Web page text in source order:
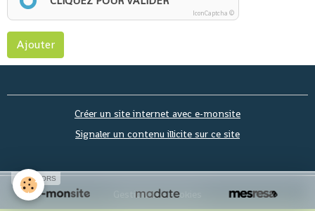
IconCaptcha ©
Ajouter
Créer un site internet avec e-monsite
Signaler un contenu illicite sur ce site
Gestion des cookies
SPONSORS